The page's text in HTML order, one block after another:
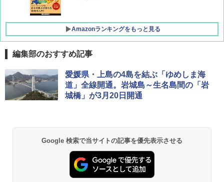
Amazonランキングをもっと見る
[キャンパーズコレクション 山善] ポップアッ
プテント 傘みたいに広げて畳める パッとサ
ッとサンシェード キューブ フルクローズ メ
ッシュ 簡単設置 ワンタッチテント キャンプ
PYKES PEAK (パイクスピーク) 着替えテン
ト プライバシー テント 【中が透けない】 1
人用 折りたたみ 防災グッズ 災害用トイレ ビ
ーチ ピクニック ポップアップテント 携帯 簡
BUNDOK(バンドック)ソロ ドーム 1 EX BDK
-08EX カーキ ソロキャンプ ポリエステル フ
レーム テント
026リニューアル 急速冷凍 空間倍増 衛生的
コンパクト 保冷力長持ち
￥2,980
編集部のおすすめ記事
愛媛県・上島の4島を結ぶ「ゆめしま海
道」全線開通。岩城島～生名島間の「岩
城橋」が3月20日開通
Google 検索で当サイトの記事を優先表示させる